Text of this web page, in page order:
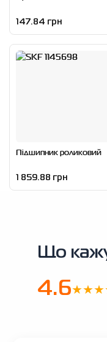
147.84 грн
Підшипник роликовий
1 859.88 грн
Що
4.6